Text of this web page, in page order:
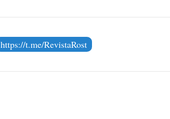
https://t.me/RevistaRost